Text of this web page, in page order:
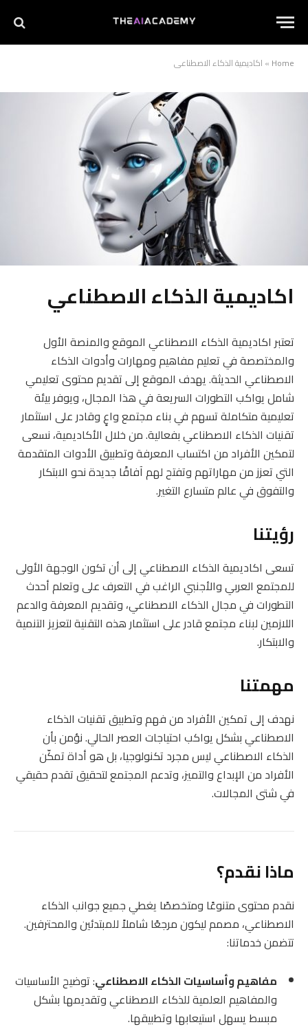
Home
» اكاديمية الذكاء الاصطناعي
اكاديمية الذكاء الاصطناعي
تعتبر اكاديمية الذكاء الاصطناعي الموقع والمنصة الأول
والمختصصة في تعليم مفاهيم ومهارات وأدوات الذكاء
الاصطناعي الحديثة. يهدف الموقع إلى تقديم محتوى تعليمي
شامل يواكب التطورات السريعة في هذا المجال، ويوفر بيئة
تعليمية متكاملة تسهم في بناء مجتمع واعٍ وقادر على استثمار
تقنيات الذكاء الاصطناعي بفعالية. من خلال الأكاديمية، نسعى
لتمكين الأفراد من اكتساب المعرفة وتطبيق الأدوات المتقدمة
التي تعزز من مهاراتهم وتفتح لهم آفاقًا جديدة نحو الابتكار
والتفوق في عالم متسارع التغير.
رؤيتنا
تسعى اكاديمية الذكاء الاصطناعي إلى أن تكون الوجهة الأولى
للمجتمع العربي والأجنبي الراغب في التعرف على وتعلم أحدث
التطورات في مجال الذكاء الاصطناعي، وتقديم المعرفة والدعم
اللازمين لبناء مجتمع قادر على استثمار هذه التقنية لتعزيز التنمية
والابتكار.
مهمتنا
نهدف إلى تمكين الأفراد من فهم وتطبيق تقنيات الذكاء
الاصطناعي بشكل يواكب احتياجات العصر الحالي. نؤمن بأن
الذكاء الاصطناعي ليس مجرد تكنولوجيا، بل هو أداة تمكّن
الأفراد من الإبداع والتميز، وتدعم المجتمع لتحقيق تقدم حقيقي
في شتى المجالات.
ماذا نقدم؟
نقدم محتوى متنوعًا ومتخصصًا يغطي جميع جوانب الذكاء
الاصطناعي، مصمم ليكون مرجعًا شاملاً للمبتدئين والمحترفين.
تتضمن خدماتنا:
مفاهيم وأساسيات الذكاء الاصطناعي: توضيح الأساسيات
والمفاهيم العلمية للذكاء الاصطناعي وتقديمها بشكل
مبسط يسهل استيعابها وتطبيقها.